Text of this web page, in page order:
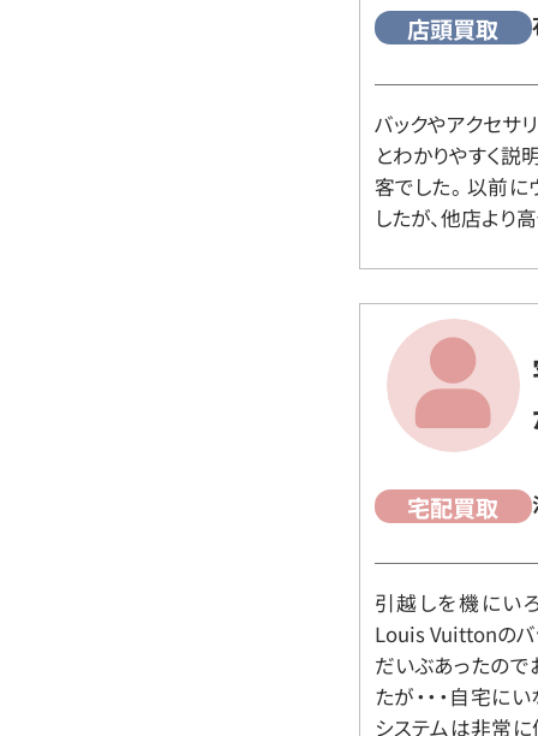
店頭買取
バックやアクセサ
とわかりやすく説
客でした。 以前
したが、他店より
宅配買取
引越しを機にい
Louis Vuittonのバ
だいぶあったので
たが・・・自宅に
システムは非常に